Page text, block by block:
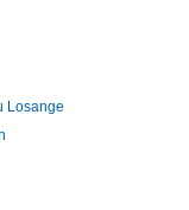
Losange